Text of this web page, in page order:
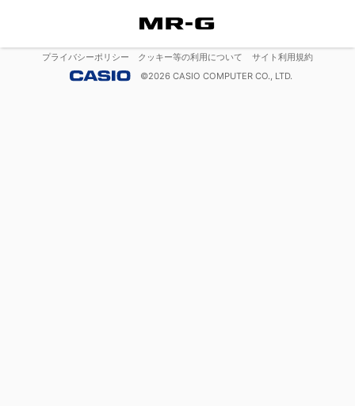
プライバシーポリシー クッキー等の利用について
サイト利用規約
©2026 CASIO COMPUTER CO., LTD.